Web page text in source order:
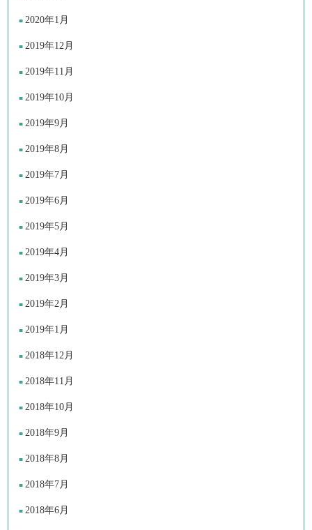
2020年1月
2019年12月
2019年11月
2019年10月
2019年9月
2019年8月
2019年7月
2019年6月
2019年5月
2019年4月
2019年3月
2019年2月
2019年1月
2018年12月
2018年11月
2018年10月
2018年9月
2018年8月
2018年7月
2018年6月